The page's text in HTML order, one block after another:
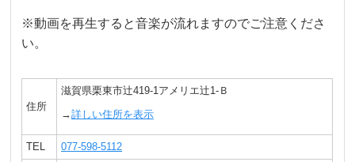
※動画を再生すると音楽が流れますのでご注意くださ
い。
住所
滋賀県栗東市辻419-1アメリエ辻1-Ｂ
→詳しい住所を表示
TEL 077-598-5112